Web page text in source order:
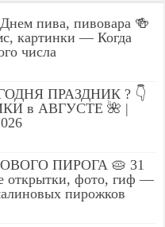
пива, пивовара 🍻
картинки — Когда
числа
ПРАЗДНИК ? 👇
в АВГУСТЕ 🌺 |
ПИРОГА 🥧 31
открытки, фото, гиф —
пирожков